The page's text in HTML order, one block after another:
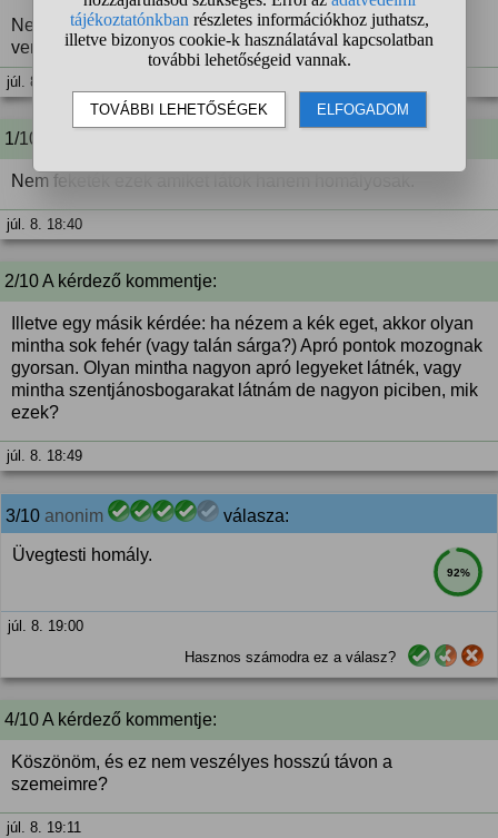
Nem mindig látom, de napos időben néha észre szoktam
venni.
júl. 8. 18:36
1/10 A kérdező kommentje:
Nem feketék ezek amiket látok hanem homályosak.
júl. 8. 18:40
2/10 A kérdező kommentje:
Illetve egy másik kérdée: ha nézem a kék eget, akkor olyan
mintha sok fehér (vagy talán sárga?) Apró pontok mozognak
gyorsan. Olyan mintha nagyon apró legyeket látnék, vagy
mintha szentjánosbogarakat látnám de nagyon piciben, mik
ezek?
júl. 8. 18:49
3/10 anonim válasza:
92%
Üvegtesti homály.
júl. 8. 19:00
Hasznos számodra ez a válasz?
4/10 A kérdező kommentje:
Köszönöm, és ez nem veszélyes hosszú távon a
szemeimre?
júl. 8. 19:11